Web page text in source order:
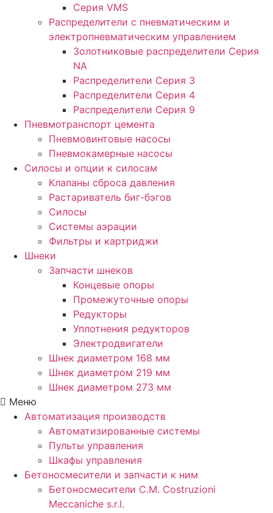
Серия VMS
Распределители с пневматическим и
электропневматическим управлением
Золотниковые распределители Серия
NA
Распределители Серия 3
Распределители Серия 4
Распределители Серия 9
Пневмотранспорт цемента
Пневмовинтовые насосы
Пневмокамерные насосы
Силосы и опции к силосам
Клапаны сброса давления
Растариватель биг-бэгов
Силосы
Системы аэрации
Фильтры и картриджи
Шнеки
Запчасти шнеков
Концевые опоры
Промежуточные опоры
Редукторы
Уплотнения редукторов
Электродвигатели
Шнек диаметром 168 мм
Шнек диаметром 219 мм
Шнек диаметром 273 мм
Меню
Автоматизация производств
Автоматизированные системы
Пульты управления
Шкафы управления
Бетоносмесители и запчасти к ним
Бетоносмесители C.M. Costruzioni
Meccaniche s.r.l.